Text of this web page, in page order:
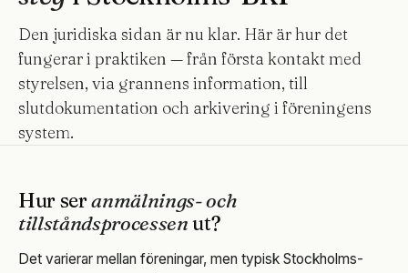
Den juridiska sidan är nu klar. Här är hur det
fungerar i praktiken — från första kontakt med
styrelsen, via grannens information, till
slutdokumentation och arkivering i föreningens
system.
Hur seranmälnings- och
tillståndsprocessenut?
Det varierar mellan föreningar, men typisk Stockholms-